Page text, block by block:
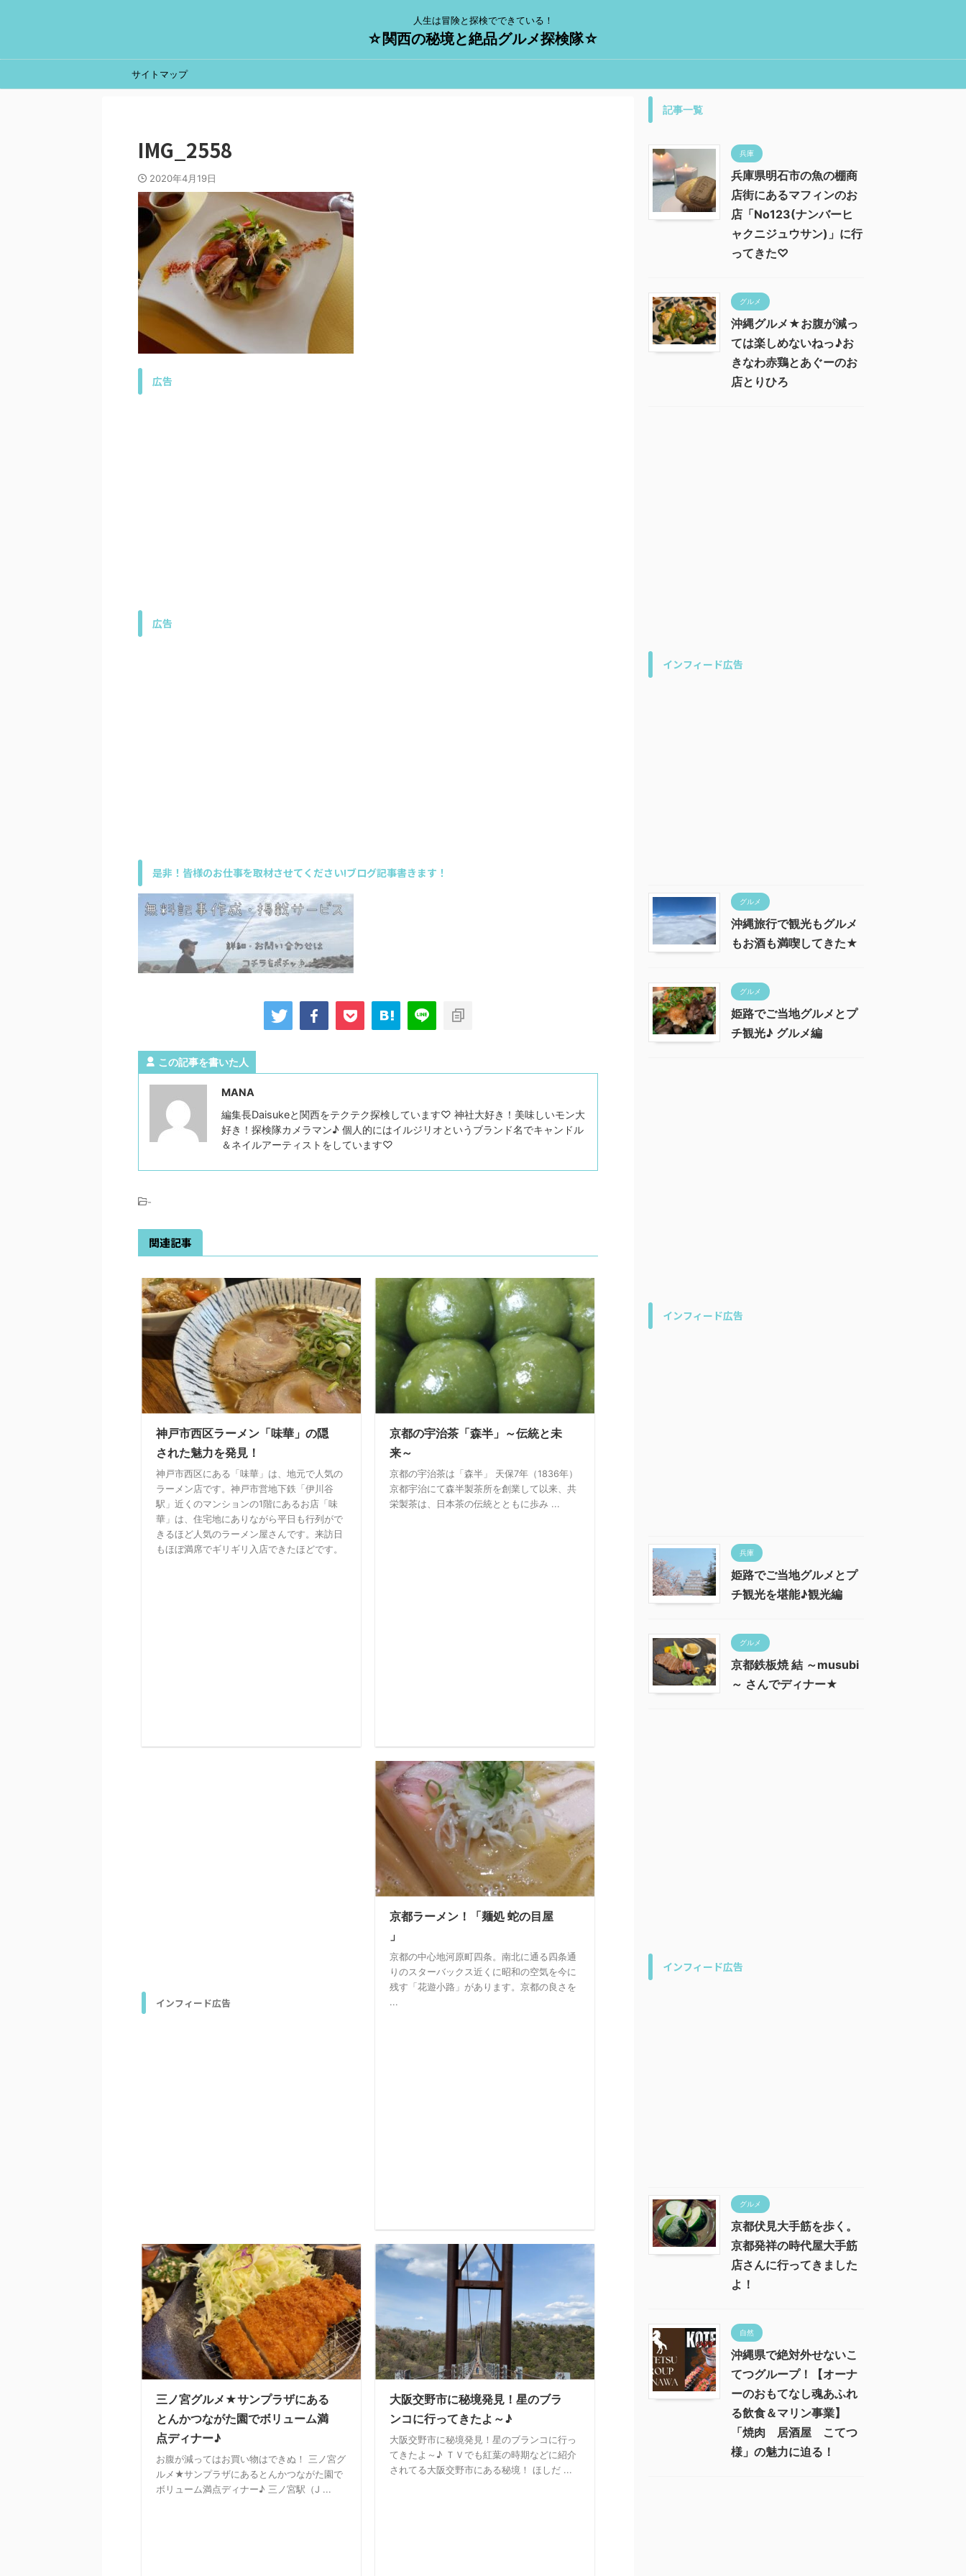
人生は冒険と探検でできている！
☆関西の秘境と絶品グルメ探検隊☆
サイトマップ
IMG_2558
2020年4月19日
広告
広告
是非！皆様のお仕事を取材させてください!ブログ記事書きます！
この記事を書いた人
MANA
編集長Daisukeと関西をテクテク探検しています♡ 神社大好き！美味しいモン大
好き！探検隊カメラマン♪ 個人的にはイルジリオというブランド名でキャンドル
＆ネイルアーティストをしています♡
-
関連記事
神戸市西区ラーメン「味華」の隠
された魅力を発見！
神戸市西区にある「味華」は、地元で人気の
ラーメン店です。神戸市営地下鉄「伊川谷
駅」近くのマンションの1階にあるお店「味
華」は、住宅地にありながら平日も行列がで
きるほど人気のラーメン屋さんです。来訪日
もほぼ満席でギリギリ入店できたほどです。
京都の宇治茶「森半」～伝統と未
来～
京都の宇治茶は「森半」 天保7年（1836年）
京都宇治にて森半製茶所を創業して以来、共
栄製茶は、日本茶の伝統とともに歩み ...
インフィード広告
京都ラーメン！「麺処 蛇の目屋
」
京都の中心地河原町四条。南北に通る四条通
りのスターバックス近くに昭和の空気を今に
残す「花遊小路」があります。京都の良さを
...
三ノ宮グルメ★サンプラザにある
とんかつながた園でボリューム満
点ディナー♪
お腹が減ってはお買い物はできぬ！ 三ノ宮グ
ルメ★サンプラザにあるとんかつながた園で
ボリューム満点ディナー♪ 三ノ宮駅（J ...
大阪交野市に秘境発見！星のブラ
ンコに行ってきたよ～♪
大阪交野市に秘境発見！星のブランコに行っ
てきたよ～♪ ＴＶでも紅葉の時期などに紹介
されてる大阪交野市にある秘境！ ほしだ ...
記事一覧
兵庫
兵庫県明石市の魚の棚商
店街にあるマフィンのお
店「No123(ナンバーヒ
ャクニジュウサン)」に行
ってきた♡
グルメ
沖縄グルメ★お腹が減っ
ては楽しめないねっ♪お
きなわ赤鶏とあぐーのお
店とりひろ
インフィード広告
グルメ
沖縄旅行で観光もグルメ
もお酒も満喫してきた★
グルメ
姫路でご当地グルメとプ
チ観光♪ グルメ編
インフィード広告
兵庫
姫路でご当地グルメとプ
チ観光を堪能♪観光編
グルメ
京都鉄板焼 結 ～musubi
～ さんでディナー★
インフィード広告
グルメ
京都伏見大手筋を歩く。
京都発祥の時代屋大手筋
店さんに行ってきました
よ！
自然
沖縄県で絶対外せないこ
てつグループ！【オーナ
ーのおもてなし魂あふれ
る飲食＆マリン事業】
「焼肉 居酒屋 こてつ
様」の魅力に迫る！